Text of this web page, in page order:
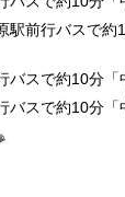
駅前行バスで約
バスで約10分
バスで約10分